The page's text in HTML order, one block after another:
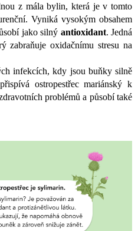
z mála bylin, která je v tomto
Vyniká vysokým obsahem
jako silný antioxidant. Jedná
zabraňuje oxidačnímu stresu na
infekcích, kdy jsou buňky silně
ostropestřec mariánský k
problémů a působí také